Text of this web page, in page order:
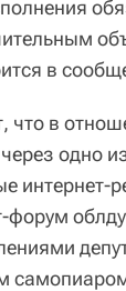
в
что в
одно
интернет-
форум